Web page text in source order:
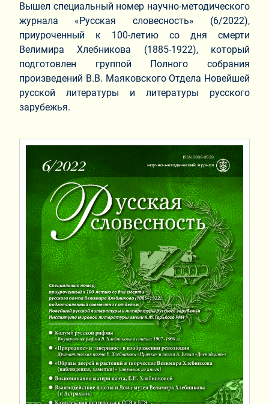
Вышел специальный номер научно-методического
журнала «Русская словесность» (6/2022),
приуроченный к 100-летию со дня смерти
Велимира Хлебникова (1885-1922), который
подготовлен группой Полного собрания
произведений В.В. Маяковского Отдела Новейшей
русской литературы и литературы русского
зарубежья.